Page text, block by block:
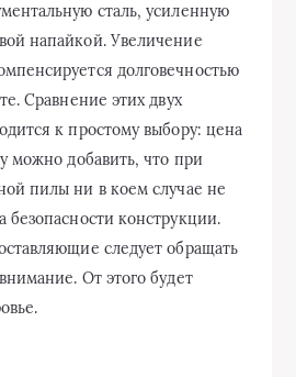
сталь, усиленную
напайкой. Увеличение
долговечностью
Сравнение этих двух
к простому выбору: цена
можно добавить, что при
пилы ни в коем случае не
безопасности конструкции.
следует обращать
От этого будет